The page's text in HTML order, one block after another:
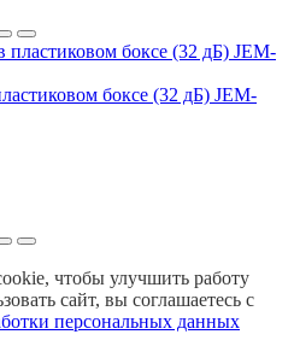
боксе (32 дБ) JEM-
чтобы улучшить работу
сайт, вы соглашаетесь с
персональных данных